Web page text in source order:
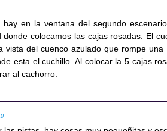
hay en la ventana del segundo
donde colocamos las cajas rosadas. El
vista del cuenco azulado que rompe
esta el cuchillo. Al colocar la 5 cajas
al cachorro.